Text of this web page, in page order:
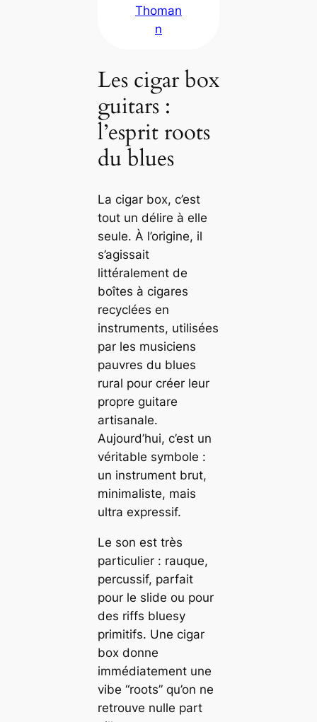
Thoman
n
Les cigar box
guitars :
l’esprit roots
du blues
La cigar box, c’est
tout un délire à elle
seule. À l’origine, il
s’agissait
littéralement de
boîtes à cigares
recyclées en
instruments, utilisées
par les musiciens
pauvres du blues
rural pour créer leur
propre guitare
artisanale.
Aujourd’hui, c’est un
véritable symbole :
un instrument brut,
minimaliste, mais
ultra expressif.
Le son est très
particulier : rauque,
percussif, parfait
pour le slide ou pour
des riffs bluesy
primitifs. Une cigar
box donne
immédiatement une
vibe “roots” qu’on ne
retrouve nulle part